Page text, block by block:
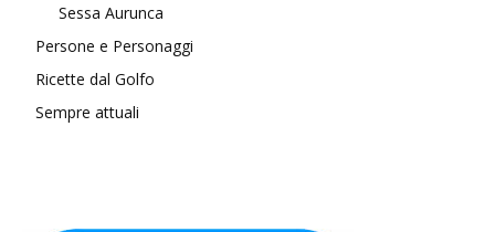
Sessa Aurunca
Persone e Personaggi
Ricette dal Golfo
Sempre attuali